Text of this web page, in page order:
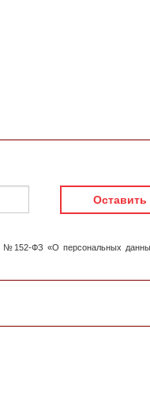
Оставить
№152-ФЗ «О персональных